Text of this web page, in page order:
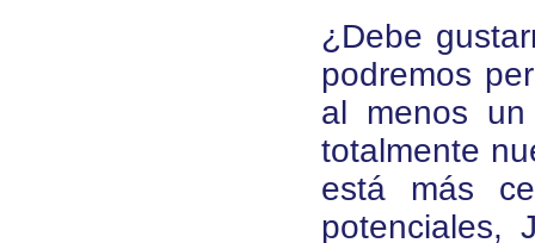
¿Debe
podremos
al menos
totalmente
está más
potenciales,